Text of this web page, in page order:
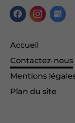
Accueil
Contactez-nous
Mentions
Plan du site